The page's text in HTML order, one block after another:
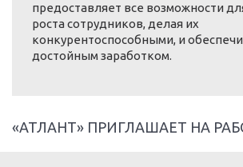
предоставляет все возможности
роста сотрудников, делая их
конкурентоспособными, и
достойным заработком.
«АТЛАНТ» ПРИГЛАШАЕТ НА